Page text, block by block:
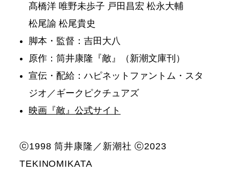
髙橋洋 唯野未歩子 戸田昌宏 松永大輔
松尾諭 松尾貴史
脚本・監督：吉田大八
原作：筒井康隆『敵』（新潮文庫刊）
宣伝・配給：ハピネットファントム・スタ
ジオ／ギークピクチュアズ
映画『敵』公式サイト
ⓒ1998 筒井康隆／新潮社 ⓒ2023
TEKINOMIKATA